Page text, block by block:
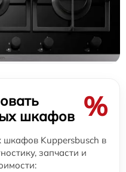
шкафов %
Kuppersbusch в
запчасти и